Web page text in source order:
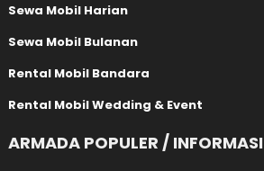
Sewa Mobil Harian
Sewa Mobil Bulanan
Rental Mobil Bandara
Rental Mobil Wedding & Event
ARMADA POPULER / INFORMASI